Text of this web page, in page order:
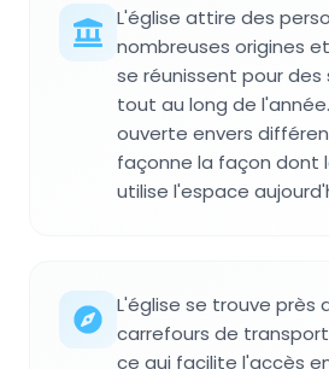
L'église attire des
nombreuses origines
se réunissent pour des
tout au long de
ouverte envers
façonne la façon dont
utilise l'espace
L'église se trouve près
carrefours de
ce qui facilite l'accès